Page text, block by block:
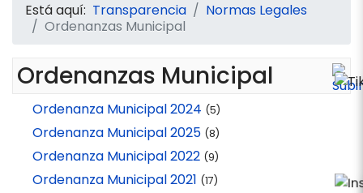
Está aquí: Transparencia
Normas Legales
Ordenanzas Municipal
Ordenanzas Municipal
Ordenanza Municipal 2024 (5)
Ordenanza Municipal 2025 (8)
Ordenanza Municipal 2022 (9)
Ordenanza Municipal 2021 (17)